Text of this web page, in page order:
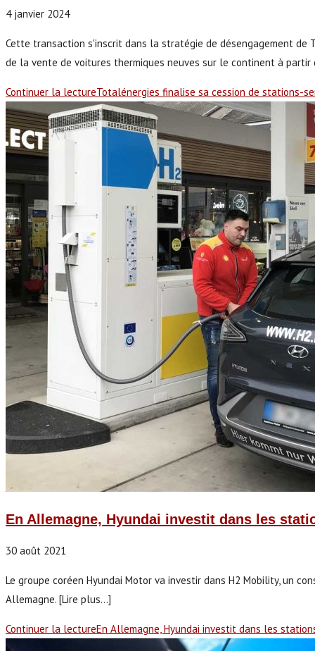
4 janvier 2024
Cette transaction s'inscrit dans la stratégie de désengagement de
de la vente de voitures thermiques neuves sur le continent à partir
Continuer la lectureTotalénergies finalise sa cession de stations-
En Allemagne, Hyundai investit dans les
30 août 2021
Le groupe coréen Hyundai Motor va investir dans H2 Mobility, un
Allemagne. [Lire plus...]
Continuer la lectureEn Allemagne, Hyundai investit dans les